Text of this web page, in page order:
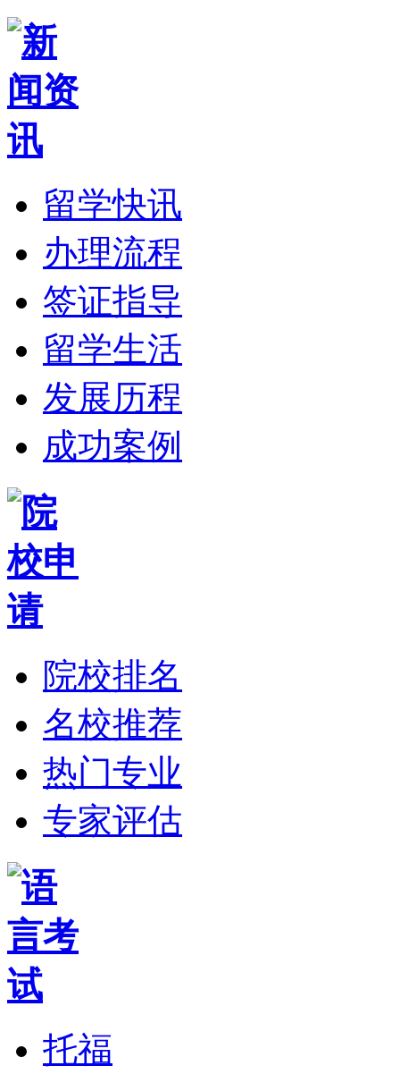
留学快讯
办理流程
签证指导
留学生活
发展历程
成功案例
院校排名
名校推荐
热门专业
专家评估
托福